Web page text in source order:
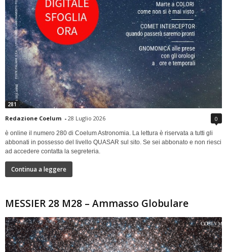
281
Redazione Coelum - 28 Luglio 2026 0
è online il numero 280 di Coelum Astronomia. La lettura è riservata a tutti gli
abbonati in possesso del livello QUASAR sul sito. Se sei abbonato e non riesci
ad accedere contatta la segreteria.
Continua a leggere
MESSIER 28 M28 – Ammasso Globulare